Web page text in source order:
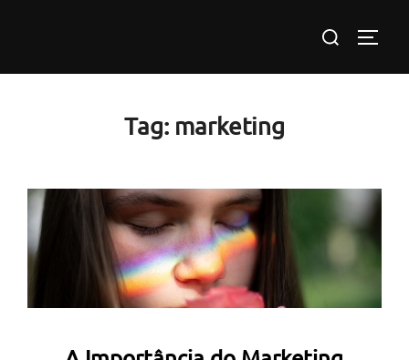
Pesquisar
Tag: marketing